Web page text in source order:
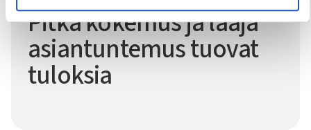
Pitkä kokemus ja laaja
asiantuntemus tuovat
tuloksia